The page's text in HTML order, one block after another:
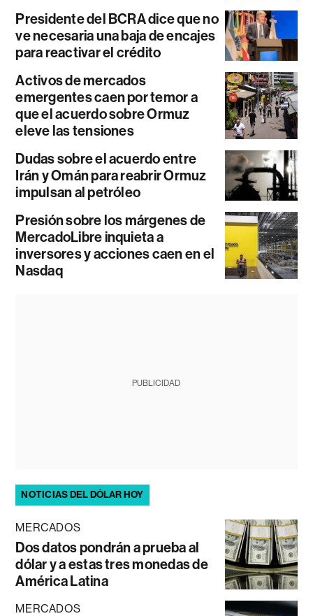
Presidente del BCRA dice que no
ve necesaria una baja de encajes
para reactivar el crédito
Activos de mercados
emergentes caen por temor a
que el acuerdo sobre Ormuz
eleve las tensiones
Dudas sobre el acuerdo entre
Irán y Omán para reabrir Ormuz
impulsan al petróleo
Presión sobre los márgenes de
MercadoLibre inquieta a
inversores y acciones caen en el
Nasdaq
PUBLICIDAD
NOTICIAS DEL DÓLAR HOY
MERCADOS
Dos datos pondrán a prueba al
dólar y a estas tres monedas de
América Latina
MERCADOS